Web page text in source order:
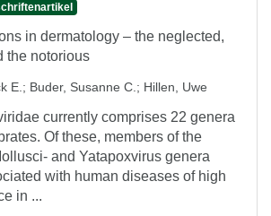
in dermatology – the neglected,
the notorious
E. ; Buder, Susanne C. ; Hillen, Uwe
currently comprises 22 genera
Of these, members of the
and Yatapoxvirus genera
with human diseases of high
in ...